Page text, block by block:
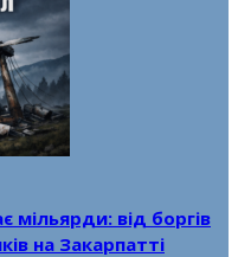
від боргів
на Закарпатті